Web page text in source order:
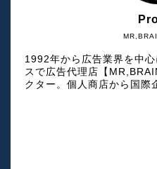
1992年から広告業界を中
スで広告代理店【
クター。個人商店から国際